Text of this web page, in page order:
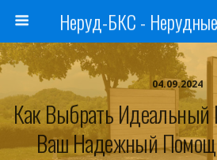
Неруд-БКС -
04.09.2024
Как Выбрать Идеальный
Ваш Надежный